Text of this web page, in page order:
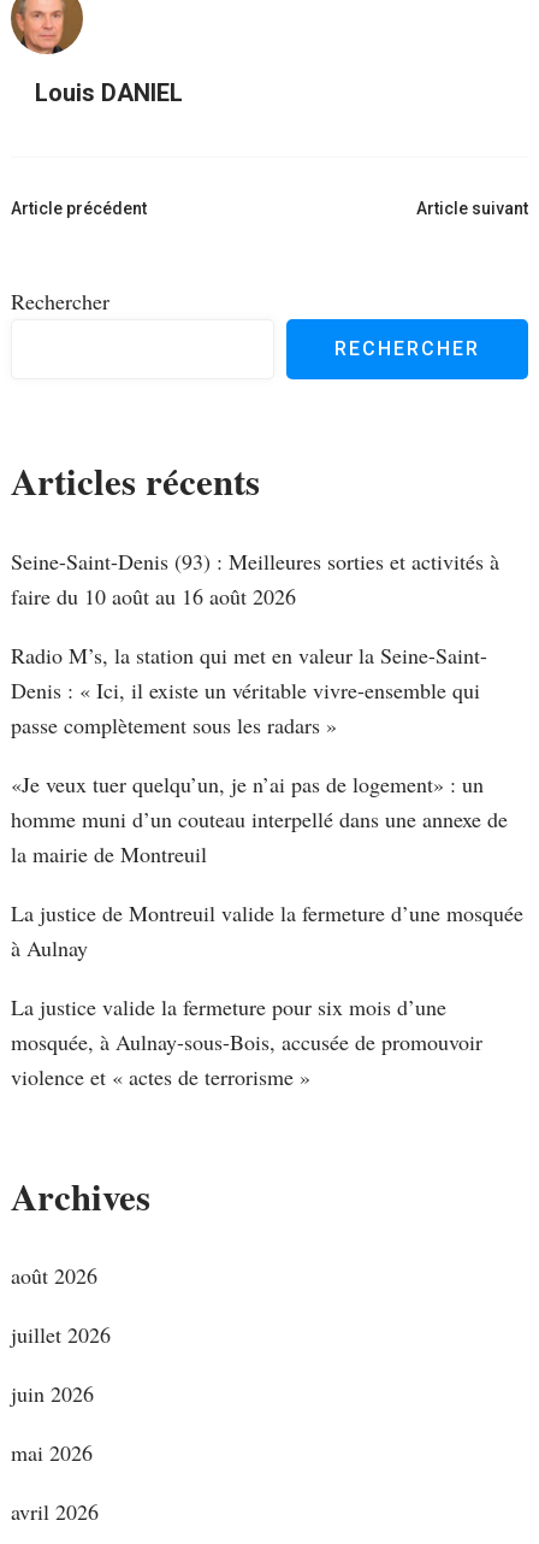
Louis DANIEL
Navigation
Article précédent Article suivant
Rechercher
RECHERCHER
Articles récents
Seine-Saint-Denis (93) : Meilleures sorties et activités à
faire du 10 août au 16 août 2026
Radio M’s, la station qui met en valeur la Seine-Saint-
Denis : « Ici, il existe un véritable vivre-ensemble qui
passe complètement sous les radars »
«Je veux tuer quelqu’un, je n’ai pas de logement» : un
homme muni d’un couteau interpellé dans une annexe de
la mairie de Montreuil
La justice de Montreuil valide la fermeture d’une mosquée
à Aulnay
La justice valide la fermeture pour six mois d’une
mosquée, à Aulnay-sous-Bois, accusée de promouvoir
violence et « actes de terrorisme »
Archives
août 2026
juillet 2026
juin 2026
mai 2026
avril 2026